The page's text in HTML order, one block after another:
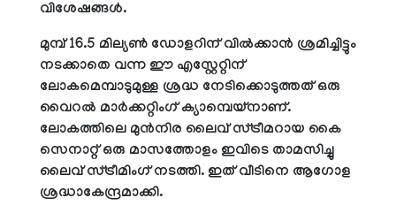
വിശേഷങ്ങള്‍.
മുമ്പ് 16.5 മില്യണ്‍ ഡോളറിന് വില്‍ക്കാന്‍ ശ്രമിച്ചിട്ടും
നടക്കാതെ വന്ന ഈ എസ്റ്റേറ്റിന്
ലോകമെമ്പാടുമുള്ള ശ്രദ്ധ നേടിക്കൊടുത്തത് ഒരു
വൈറല്‍ മാര്‍ക്കറ്റിംഗ് ക്യാമ്പെയ്നാണ്.
ലോകത്തിലെ മുന്‍നിര ലൈവ് സ്ട്രീമറായ കൈ
സെനാറ്റ് ഒരു മാസത്തോളം ഇവിടെ താമസിച്ചു
ലൈവ് സ്ട്രീമിംഗ് നടത്തി. ഇത് വീടിനെ ആഗോള
ശ്രദ്ധാകേന്ദ്രമാക്കി.